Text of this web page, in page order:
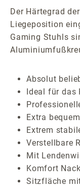
Der Härtegrad
Liegeposition
Gaming Stuhls
Absolut
Ideal für das
Extra
Extrem
Verstellbare
Mit
Komfort
Sitzfläche